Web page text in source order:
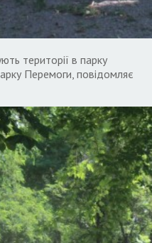
території в парку
Перемоги, повідомляє